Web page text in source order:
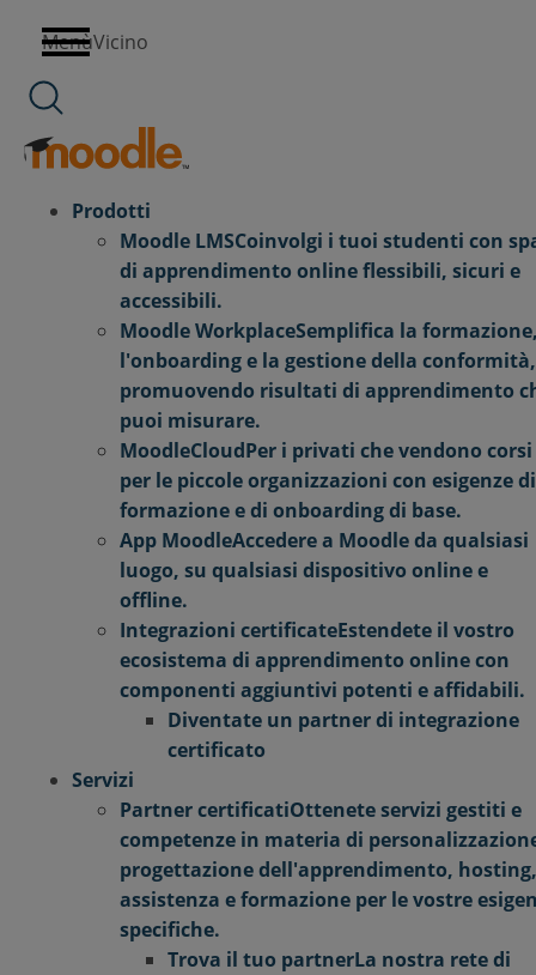
Salta
contenuto
MenùVicino
Prodotti
Moodle LMSCoinvolgi i tuoi studenti con
di apprendimento online flessibili, sicuri e
accessibili.
Moodle WorkplaceSemplifica la
l'onboarding e la gestione della conformità,
promuovendo risultati di apprendimento
puoi misurare.
MoodleCloudPer i privati che vendono corsi
per le piccole organizzazioni con esigenze di
formazione e di onboarding di base.
App MoodleAccedere a Moodle da qualsiasi
luogo, su qualsiasi dispositivo online e
offline.
Integrazioni certificateEstendete il vostro
ecosistema di apprendimento online con
componenti aggiuntivi potenti e affidabili.
Diventate un partner di integrazione
certificato
Servizi
Partner certificatiOttenete servizi gestiti e
competenze in materia di
progettazione dell'apprendimento, hosting,
assistenza e formazione per le vostre
specifiche.
Trova il tuo partnerLa nostra rete di